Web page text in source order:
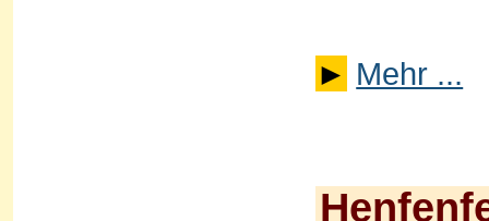
► Mehr ...